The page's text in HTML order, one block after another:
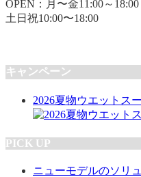
OPEN：月〜金11:00～
土日祝10:00〜18:00
キャンペーン
2026夏物ウエットス
PICK UP
ニューモデルのソリ